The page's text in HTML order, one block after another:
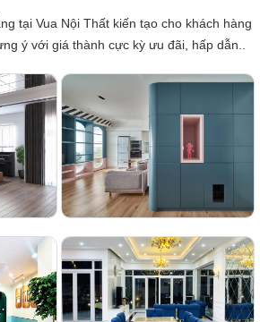
tại Vua Nội Thất kiến tạo cho khách hàng
ý với giá thành cực kỳ ưu đãi, hấp dẫn..